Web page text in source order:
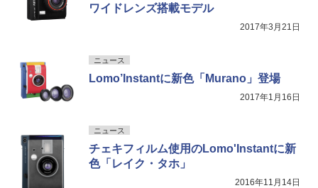
ワイドレンズ搭載モデル
2017年3月21日
ニュース
Lomo’Instantに新色「Murano」登場
2017年1月16日
ニュース
チェキフィルム使用のLomo'Instantに新
色「レイク・タホ」
2016年11月14日